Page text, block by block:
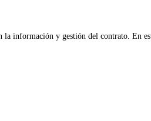
información y gestión del contrato. En